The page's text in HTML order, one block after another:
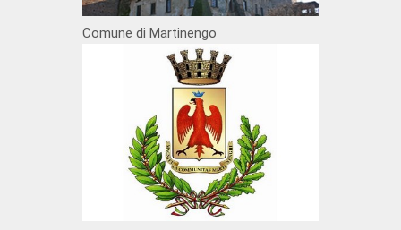
Comune di Martinengo